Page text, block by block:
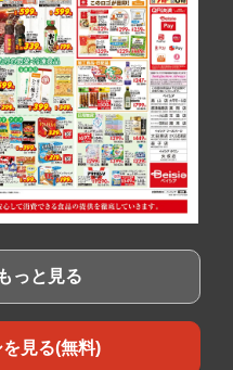
っと見る
見る(無料)